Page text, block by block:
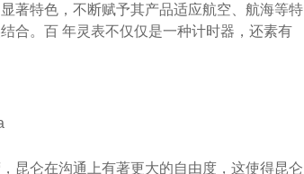
著特色，不断赋予其产品适应航空、航海等特
合。百 年灵表不仅仅是一种计时器，还素有
昆仑在沟通上有著更大的自由度，这使得昆仑